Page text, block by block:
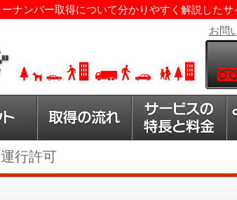
ナンバー取得について分かりやすく解説したサ
お問
行許可